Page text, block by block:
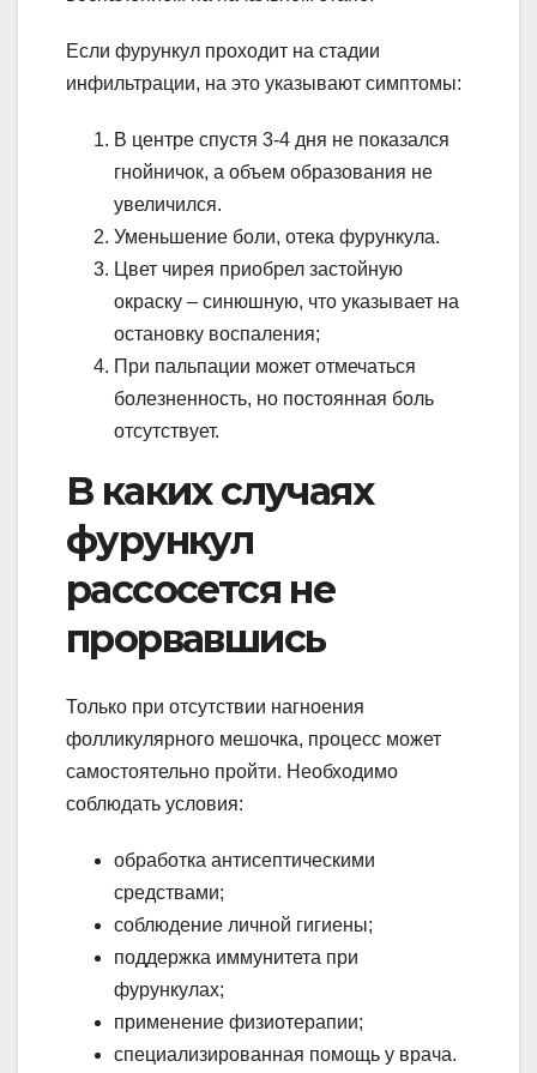
Если фурункул проходит на стадии
инфильтрации, на это указывают симптомы:
В центре спустя 3-4 дня не показался
гнойничок, а объем образования не
увеличился.
Уменьшение боли, отека фурункула.
Цвет чирея приобрел застойную
окраску – синюшную, что указывает на
остановку воспаления;
При пальпации может отмечаться
болезненность, но постоянная боль
отсутствует.
В каких случаях
фурункул
рассосется не
прорвавшись
Только при отсутствии нагноения
фолликулярного мешочка, процесс может
самостоятельно пройти. Необходимо
соблюдать условия:
обработка антисептическими
средствами;
соблюдение личной гигиены;
поддержка иммунитета при
фурункулах;
применение физиотерапии;
специализированная помощь у врача.